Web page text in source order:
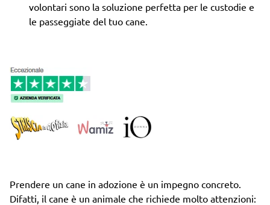
volontari sono la soluzione perfetta per le custodie e
le passeggiate del tuo cane.
Prendere un cane in adozione è un impegno concreto.
Difatti, il cane è un animale che richiede molto attenzioni: